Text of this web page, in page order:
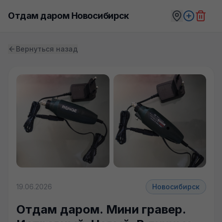
Отдам даром Новосибирск
Вернуться назад
19.06.2026 Новосибирск
Отдам даром. Мини гравер.